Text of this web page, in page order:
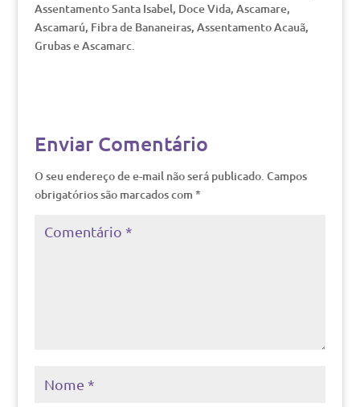
Assentamento Santa Isabel, Doce Vida, Ascamare,
Ascamarú, Fibra de Bananeiras, Assentamento Acauã,
Grubas e Ascamarc.
Enviar Comentário
O seu endereço de e-mail não será publicado. Campos
obrigatórios são marcados com *